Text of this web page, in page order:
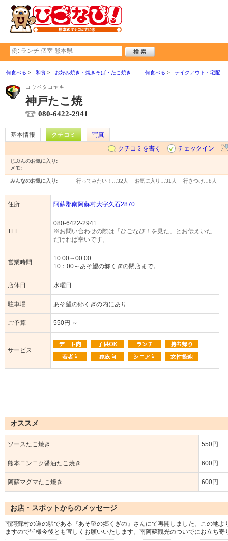
何食べる 和食 お好み焼き・焼きそば・たこ焼き 何食べる テイクアウト・宅配
コウベタコヤキ
神戸たこ焼
080-6422-2941
基本情報 クチコミ
写真
クチコミを書く
チェックイン
じぶんのお気に入り:
メモ:
みんなのお気に入り: 行ってみたい！… 32人 お気に入り… 31人 行きつけ… 8人
住所 阿蘇郡南阿蘇村大字久石2870
TEL
080-6422-2941
※お問い合わせの際は「ひごなび！を見た」とお伝えいた
だければ幸いです。
営業時間
10:00～00:00
10：00～あそ望の郷くぎの閉店まで。
店休日 水曜日
駐車場 あそ望の郷くぎの内にあり
ご予算 550円 ～
サービス
オススメ
ソースたこ焼き 550円
熊本ニンニク醤油たこ焼き 600円
阿蘇マグマたこ焼き 600円
お店・スポットからのメッセージ
南阿蘇村の道の駅である『あそ望の郷くぎの』さんにて再開しました。この地
ますので皆様今後とも宜しくお願いいたします。南阿蘇観光のついでにお立ち寄